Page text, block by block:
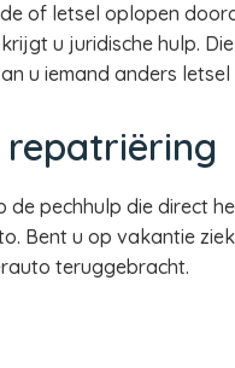
of letsel oplopen
u juridische hulp.
u iemand anders
repatriëring
pechhulp die direct
Bent u op vakantie
teruggebracht.